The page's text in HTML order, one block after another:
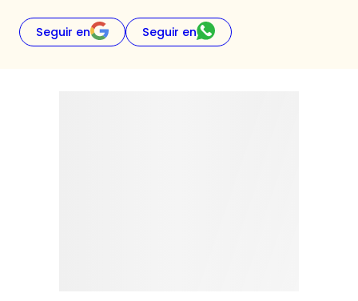
Seguir en Seguir en